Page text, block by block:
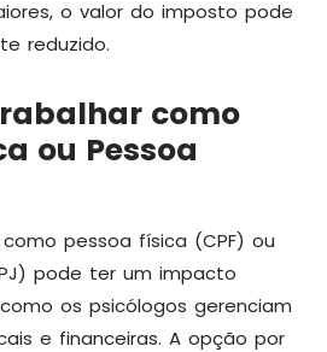
o valor do imposto pode
reduzido.
como
ou Pessoa
pessoa física (CPF) ou
pode ter um impacto
os psicólogos gerenciam
e financeiras. A opção por